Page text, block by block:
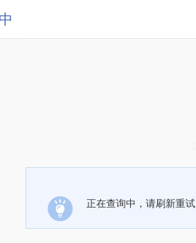
正在查询中，请刷新重试